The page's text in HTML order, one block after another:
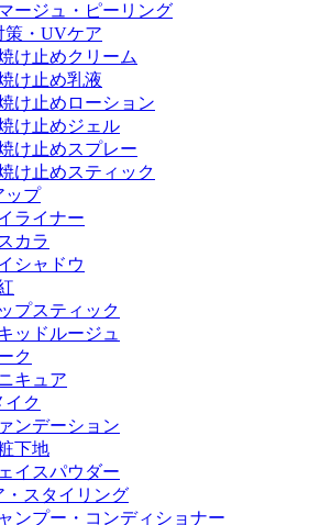
ージュ・ピーリング
策・UVケア
け止めクリーム
け止め乳液
け止めローション
け止めジェル
け止めスプレー
け止めスティック
ップ
ライナー
カラ
シャドウ
プスティック
ッドルージュ
ク
キュア
イク
ンデーション
下地
イスパウダー
・スタイリング
ンプー・コンディショナー